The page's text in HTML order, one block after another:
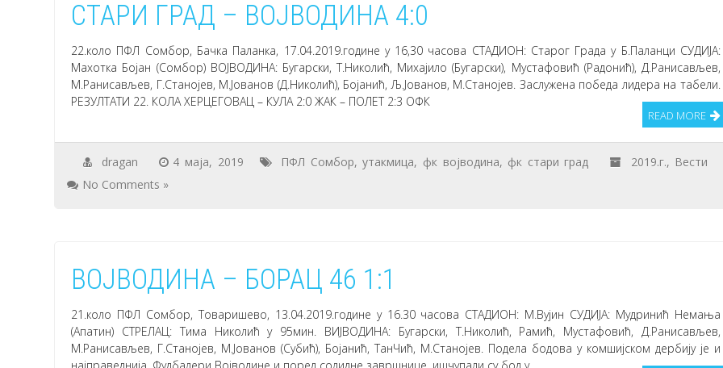
СТАРИ ГРАД – ВОЈВОДИНА 4:0
22.коло ПФЛ Сомбор, Бачка Паланка, 17.04.2019.године у 16,30 часова СТАДИОН: Старог Града у Б.Паланци СУДИЈА:
Махотка Бојан (Сомбор) ВОЈВОДИНА: Бугарски, Т.Николић, Михајило (Бугарски), Мустафовић (Радонић), Д.Ранисављев,
М.Ранисављев, Г.Станојев, М.Јованов (Д.Николић), Бојанић, Љ.Јованов, М.Станојев. Заслужена победа лидера на табели.
РЕЗУЛТАТИ 22. КОЛА ХЕРЦЕГОВАЦ – КУЛА 2:0 ЖАК – ПОЛЕТ 2:3 ОФК
READ MORE
dragan 4 маја, 2019 ПФЛ Сомбор,утакмица, фк војводина, фк стари град 2019.г., Вести
No Comments »
ВОЈВОДИНА – БОРАЦ 46 1:1
21.коло ПФЛ Сомбор, Товаришево, 13.04.2019.године у 16.30 часова СТАДИОН: М.Вујин СУДИЈА: Мудринић Немања
(Апатин) СТРЕЛАЦ: Тима Николић у 95мин. ВИЈВОДИНА: Бугарски, Т.Николић, Рамић, Мустафовић, Д.Ранисављев,
М.Ранисављев, Г.Станојев, М.Јованов (Субић), Бојанић, ТанЧић, М.Станојев. Подела бодова у комшијском дербију је и